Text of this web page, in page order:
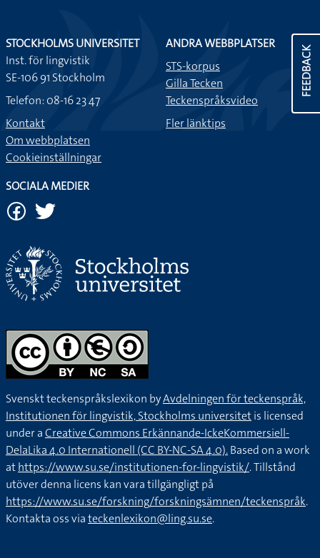
FEEDBACK
STOCKHOLMS UNIVERSITET
Inst. för lingvistik
SE-106 91 Stockholm
Telefon: 08-16 23 47
Kontakt
Om webbplatsen
Cookieinställningar
ANDRA WEBBPLATSER
STS-korpus
Gilla Tecken
Teckenspråksvideo
Fler länktips
SOCIALA MEDIER
Svenskt teckenspråkslexikon byAvdelningen för teckenspråk,
Institutionen för lingvistik, Stockholms universitetis licensed
under aCreative Commons Erkännande-IckeKommersiell-
DelaLika 4.0 Internationell (CC BY-NC-SA 4.0).Based on a work
athttps://www.su.se/institutionen-for-lingvistik/. Tillstånd
utöver denna licens kan vara tillgängligt på
https://www.su.se/forskning/forskningsämnen/teckenspråk.
Kontakta oss viateckenlexikon@ling.su.se.